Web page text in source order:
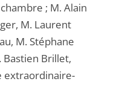
; M. Alain
M. Laurent
M. Stéphane
Bastien Brillet,
extraordinaire-